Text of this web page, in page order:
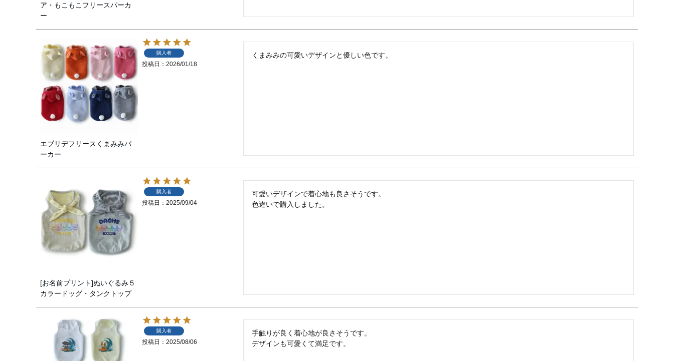
ア・もこもこフリースパーカ
ー
エブリデフリースくまみみパ
ーカー
購入者
投稿日 2026/01/18
[お名前プリント]ぬいぐるみ５
カラードッグ・タンクトップ
購入者
投稿日 2025/09/04
可愛いデザインで着心地も良さそうです。
色違いで購入しました。
購入者
投稿日 2025/08/06
手触りが良く着心地が良さそうです。
デザインも可愛くて満足です。